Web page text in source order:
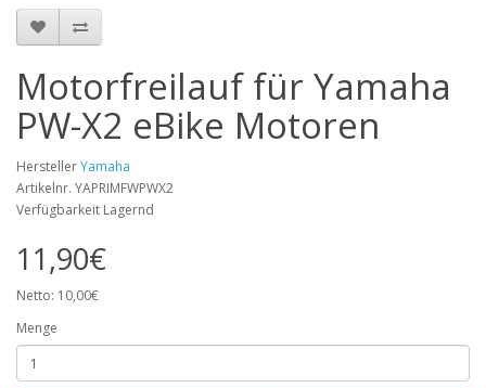
Motorfreilauf für Yamaha
PW-X2 eBike Motoren
HerstellerYamaha
Artikelnr. YAPRIMFWPWX2
Verfügbarkeit Lagernd
11,90€
Netto: 10,00€
Menge